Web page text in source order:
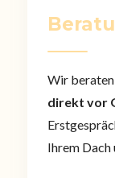
Wir beraten
direkt vor
Ihrem Dach